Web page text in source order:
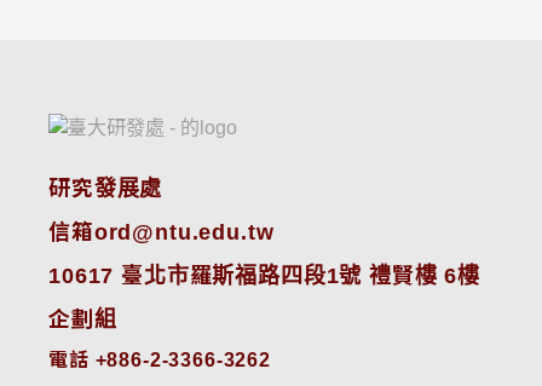
研究發展處
信箱ord@ntu.edu.tw
10617 臺北市羅斯福路四段1號 禮賢樓 6樓
企劃組
電話 +886-2-3366-3262